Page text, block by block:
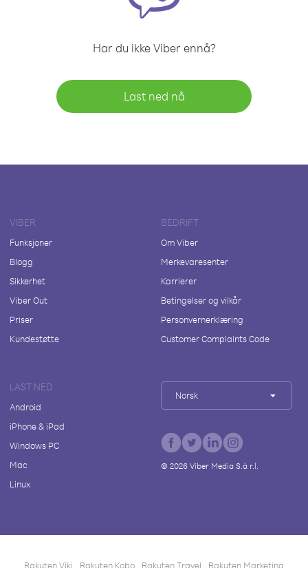
Har du ikke Viber ennå?
Last ned nå
VIBER
Funksjoner
Blogg
Sikkerhet
Viber Out
Priser
Kundestøtte
BEDRIFT
Om Viber
Merkevaresenter
Karrierer
Betingelser og vilkår
Personvernerklæring
Customer Complaints Code
LAST NED
Android
iPhone & iPad
Windows PC
Mac
Linux
Norsk
© 2026Viber Media S.à r.l.
Rakuten Viki Rakuten Kobo Rakuten Travel Rakuten Marketing